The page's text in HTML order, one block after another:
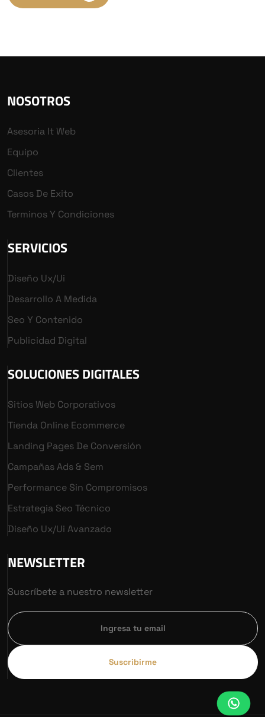
NOSOTROS
Asesoria It Web
Equipo
Clientes
Casos De Exito
Terminos Y Condiciones
SERVICIOS
Diseño Ux/ui
Desarrollo A Medida
Seo Y Contenido
Publicidad Digital
SOLUCIONES DIGITALES
Sitios Web Corporativos
Tienda Online Ecommerce
Landing Pages De Conversión
Campañas Ads & Sem
Performance Sin Compromisos
Estrategia Seo Técnico
Diseño Ux/ui Avanzado
NEWSLETTER
Suscríbete a nuestro newsletter
Suscribirme